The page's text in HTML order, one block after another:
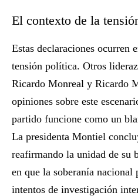
El contexto de la
Estas declaraciones ocurren
tensión política. Otros
Ricardo Monreal y Ricardo
opiniones sobre este
partido funcione como un
La presidenta Montiel
reafirmando la unidad de su
en que la soberanía nacional
intentos de investigación